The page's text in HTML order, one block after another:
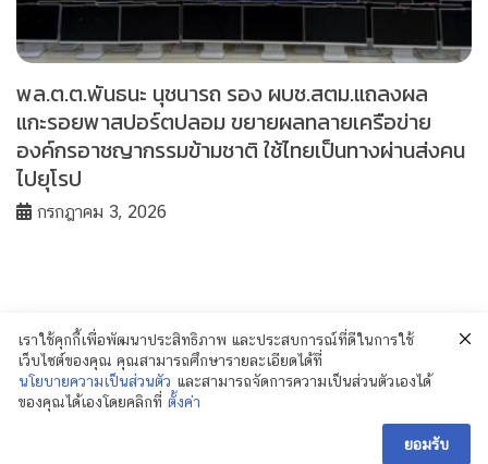
พล.ต.ต.พันธนะ นุชนารถ รอง ผบช.สตม.แถลงผล
แกะรอยพาสปอร์ตปลอม ขยายผลทลายเครือข่าย
องค์กรอาชญากรรมข้ามชาติ ใช้ไทยเป็นทางผ่านส่งคน
ไปยุโรป
กรกฎาคม 3, 2026
© 2018 Policenewsformass.com. All Rights
เราใช้คุกกี้เพื่อพัฒนาประสิทธิภาพ และประสบการณ์ที่ดีในการใช้
เว็บไซต์ของคุณ คุณสามารถศึกษารายละเอียดได้ที่
นโยบายความเป็นส่วนตัว และสามารถจัดการความเป็นส่วนตัวเองได้
ของคุณได้เองโดยคลิกที่ ตั้งค่า
ยอมรับ